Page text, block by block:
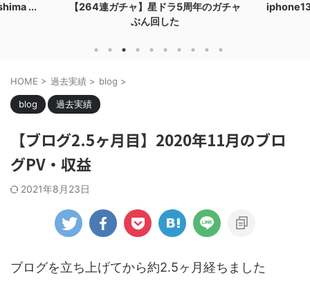
...
【264連ガチャ】星ドラ5周年のガチャ
ぶん回した
iphone13
HOME > 過去実績 > blog >
blog 過去実績
【ブログ2.5ヶ月目】2020年11月のブロ
グPV・収益
2021年8月23日
ブログを立ち上げてから約2.5ヶ月経ちました